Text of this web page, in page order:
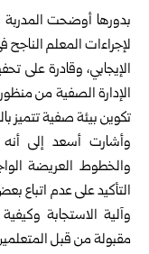
بدورها أوضحت
لإجراءات المعلم الناجح
الإيجابي، وقادرة على
الإدارة الصفية من
تكوين بيئة صفية تتميز
وأشارت أسعد إلى
والخطوط العريضة
التأكيد على عدم اتباع
وآلية الاستجابة
مقبولة من قبل